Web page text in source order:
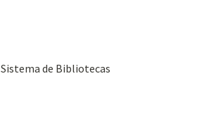
Sistema de Bibliotecas